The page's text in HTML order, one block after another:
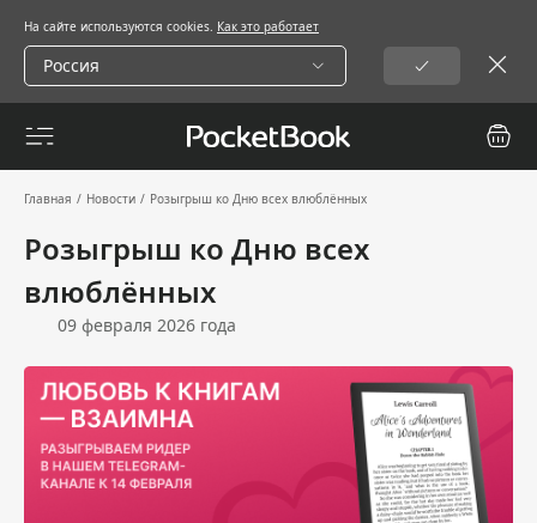
На сайте используются cookies. Как это работает
Россия
Главная / Новости / Розыгрыш ко Дню всех влюблённых
Розыгрыш ко Дню всех
влюблённых
09 февраля 2026 года